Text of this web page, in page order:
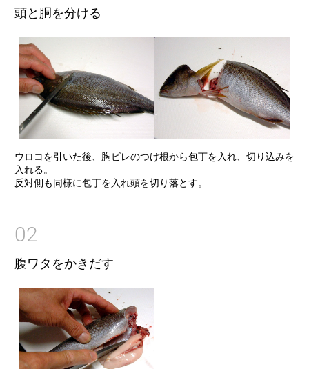
頭と胴を分ける
ウロコを引いた後、胸ビレのつけ根から包丁を入れ、切り込みを
入れる。
反対側も同様に包丁を入れ頭を切り落とす。
02
腹ワタをかきだす